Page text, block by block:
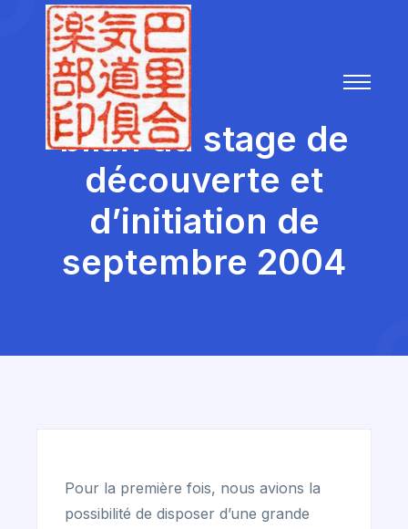
bilan du stage de
découverte et
d’initiation de
septembre 2004
Pour la première fois, nous avions la
possibilité de disposer d’une grande